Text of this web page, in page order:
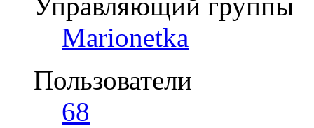
Marionetka
Пользователи
68